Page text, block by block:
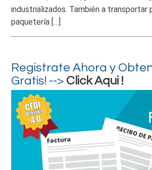
industrializados. También a transportar
paquetería […]
Registrate Ahora y
Gratis! --> Click Aqui !